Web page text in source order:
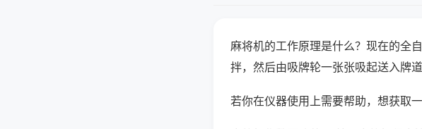
麻将机的工作原理是什么？现在的全
拌，然后由吸牌轮一张张吸起送入牌
若你在仪器使用上需要帮助，想获取